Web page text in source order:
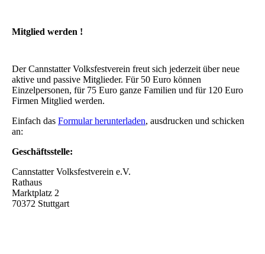
Mitglied werden !
Der Cannstatter Volksfestverein freut sich jederzeit über neue
aktive und passive Mitglieder. Für 50 Euro können
Einzelpersonen, für 75 Euro ganze Familien und für 120 Euro
Firmen Mitglied werden.
Einfach das Formular herunterladen, ausdrucken und schicken
an:
Geschäftsstelle:
Cannstatter Volksfestverein e.V.
Rathaus
Marktplatz 2
70372 Stuttgart